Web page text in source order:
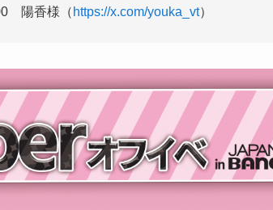
陽香様（ https://x.com/youka_vt）